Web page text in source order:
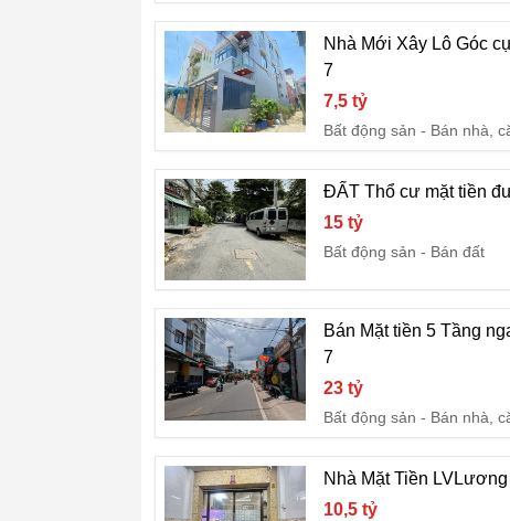
Nhà Mới Xây Lô Góc
7
7,5 tỷ
Bất động sản
Bán nhà,
ĐẤT Thổ cư mặt tiền
15 tỷ
Bất động sản
Bán đất
Bán Mặt tiền 5 Tầng
7
23 tỷ
Bất động sản
Bán nhà,
Nhà Mặt Tiền
10,5 tỷ